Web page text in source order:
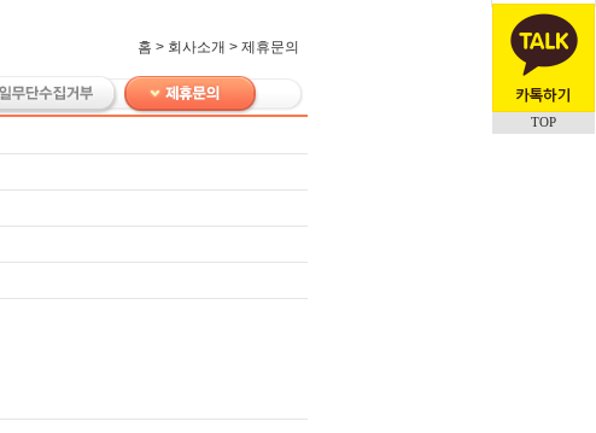
홈 > 회사소개 > 제휴문의
TOP